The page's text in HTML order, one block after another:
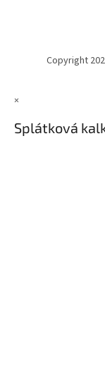
Copyright
×
Splátková